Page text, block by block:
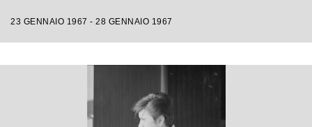
23 GENNAIO 1967 - 28 GENNAIO 1967